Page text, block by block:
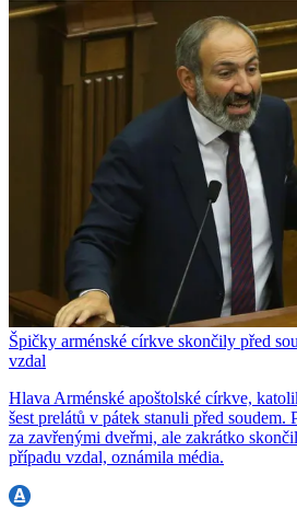
Špičky arménské církve skončily před
vzdal
Hlava Arménské apoštolské církve,
šest prelátů v pátek stanuli před soudem.
za zavřenými dveřmi, ale zakrátko
případu vzdal, oznámila média.